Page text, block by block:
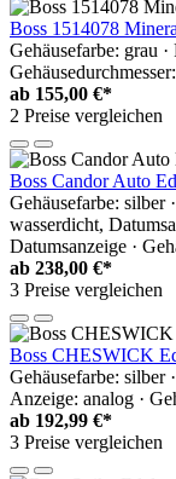
Boss 1514078
Gehäusefarbe: grau
ab 155,00 €*
2 Preise vergleichen
Boss Candor Auto
Gehäusefarbe: silber
wasserdicht,
Datumsanzeige ·
ab 238,00 €*
3 Preise vergleichen
Boss CHESWICK
Gehäusefarbe: silber
Anzeige: analog ·
ab 192,99 €*
3 Preise vergleichen